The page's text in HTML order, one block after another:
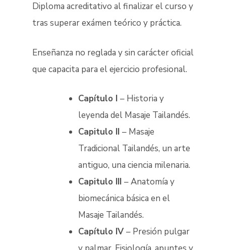
Diploma acreditativo al finalizar el curso y
tras superar exámen teórico y práctica.
Enseñanza no reglada y sin carácter oficial
que capacita para el ejercicio profesional.
Capítulo I – Historia y
leyenda del Masaje Tailandés.
Capitulo II – Masaje
Tradicional Tailandés, un arte
antiguo, una ciencia milenaria.
Capitulo III – Anatomía y
biomecánica básica en el
Masaje Tailandés.
Capítulo IV – Presión pulgar